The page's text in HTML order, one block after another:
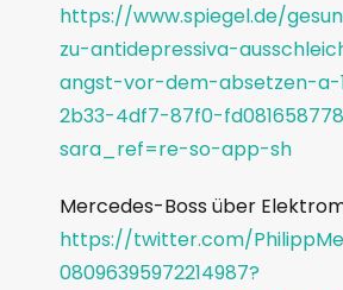
https://www.spiegel.de/
zu-antidepressiva-
angst-vor-dem-absetzen-a-
2b33-4df7-87f0-
sara_ref=re-so-app-sh
Mercedes-Boss über
https://twitter.com/
08096395972214987?